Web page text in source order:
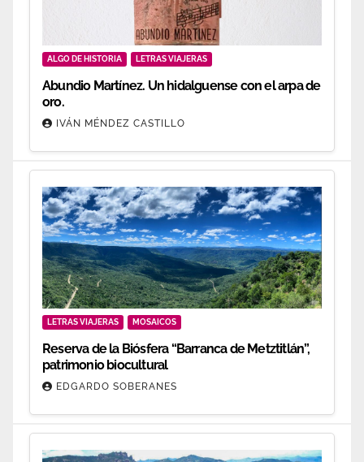
ALGO DE HISTORIA LETRAS VIAJERAS
Abundio Martínez. Un hidalguense con el arpa de
oro.
IVÁN MÉNDEZ CASTILLO
LETRAS VIAJERAS MOSAICOS
Reserva de la Biósfera “Barranca de Metztitlán”,
patrimonio biocultural
EDGARDO SOBERANES